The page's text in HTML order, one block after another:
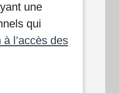
une
qui
l’accès des